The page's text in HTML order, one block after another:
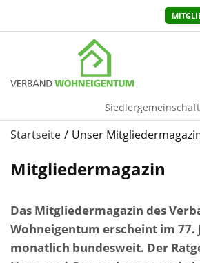
Startseite Unser
Mitgliedermagazin
Das Mitgliedermagazin des
Wohneigentum erscheint im 77.
monatlich bundesweit. Der